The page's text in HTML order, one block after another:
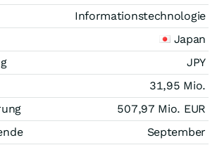
Informationstechnologie
Japan
JPY
31,95 Mio.
507,97 Mio. EUR
September